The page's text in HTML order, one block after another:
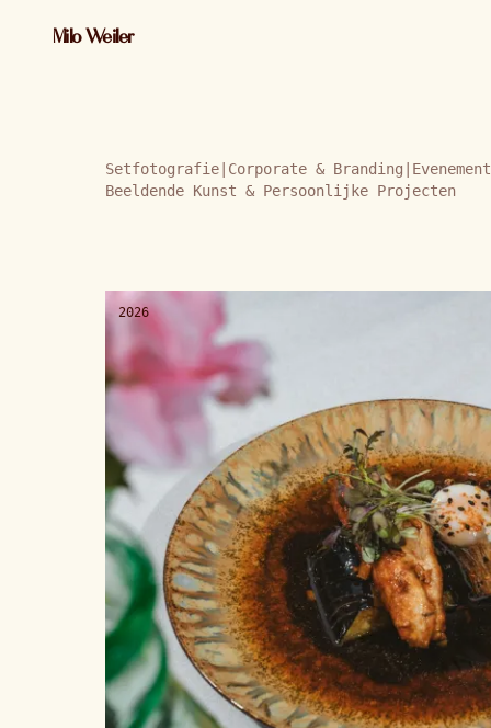
Milo Weiler
Setfotografie Corporate & Branding
Beeldende Kunst & Persoonlijke Projecten
2026